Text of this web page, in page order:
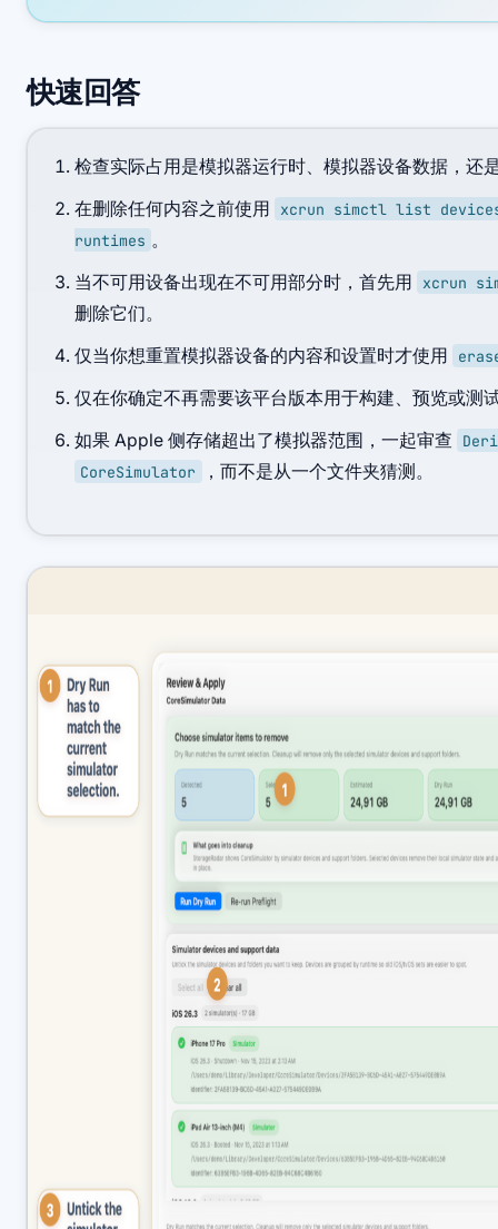
快速回答
检查实际占用是模拟器运行时、模拟器设备数据，还
在删除任何内容之前使用
xcrun simctl list
runtimes 。
当不可用设备出现在不可用部分时，首先用
xcrun
删除它们。
仅当你想重置模拟器设备的内容和设置时才使用
仅在你确定不再需要该平台版本用于构建、预览或测
如果 Apple 侧存储超出了模拟器范围，一起审查
CoreSimulator
，而不是从一个文件夹猜测。